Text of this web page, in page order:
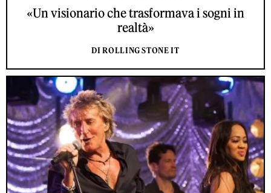
«Un visionario che trasformava i sogni in
realtà»
DI ROLLING STONE IT